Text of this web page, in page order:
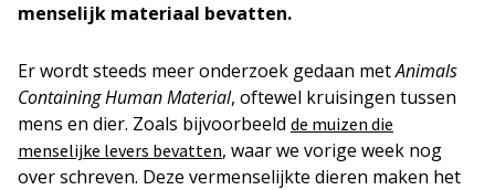
menselijk materiaal bevatten.
Er wordt steeds meer onderzoek gedaan metAnimals
Containing Human Material, oftewel kruisingen tussen
mens en dier. Zoals bijvoorbeeld de muizen die
menselijke levers bevatten, waar we vorige week nog
over schreven. Deze vermenselijkte dieren maken het